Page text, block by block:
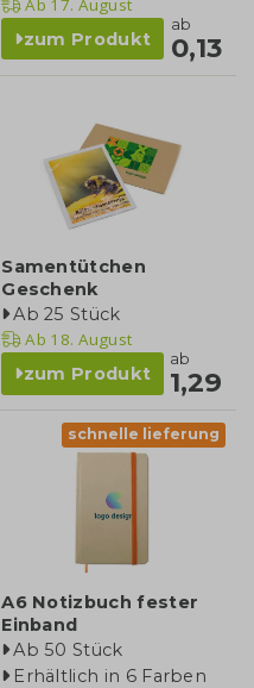
zum Produkt
ab
0,13
Samentütchen
Geschenk
Ab 25 Stück
Ab 18. August
zum Produkt
ab
1,29
schnelle lieferung
A6 Notizbuch fester
Einband
Ab 50 Stück
Erhältlich in 6 Farben